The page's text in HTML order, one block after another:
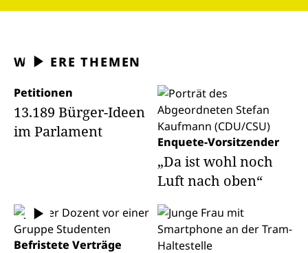
WEITERE THEMEN
Petitionen
13.189 Bürger-Ideen
im Parlament
Enquete-Vorsitzender
„Da ist wohl noch
Luft nach oben“
Befristete Verträge